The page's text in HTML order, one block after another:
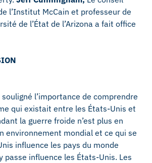
l’Institut McCain et professeur de
de l’État de l’Arizona a fait office
l’importance de comprendre
qui existait entre les États-Unis et
la guerre froide n’est plus en
environnement mondial et ce qui se
influence les pays du monde
passe influence les États-Unis. Les